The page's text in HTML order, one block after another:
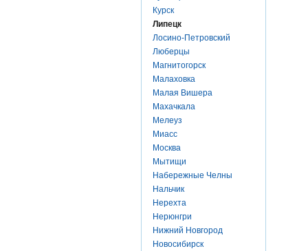
Курск
Липецк
Лосино-Петровский
Люберцы
Магнитогорск
Малаховка
Малая Вишера
Махачкала
Мелеуз
Миасс
Москва
Мытищи
Набережные Челны
Нальчик
Нерехта
Нерюнгри
Нижний Новгород
Новосибирск